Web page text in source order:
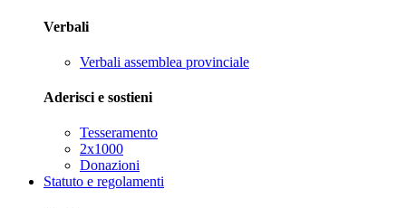
Verbali
Verbali assemblea provinciale
Aderisci e sostieni
Tesseramento
2x1000
Donazioni
Statuto e regolamenti